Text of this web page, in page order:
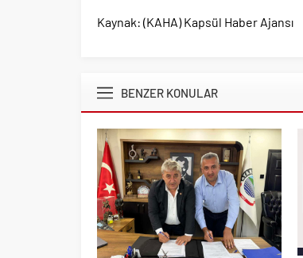
Kaynak: (KAHA) Kapsül Haber Ajansı
BENZER KONULAR